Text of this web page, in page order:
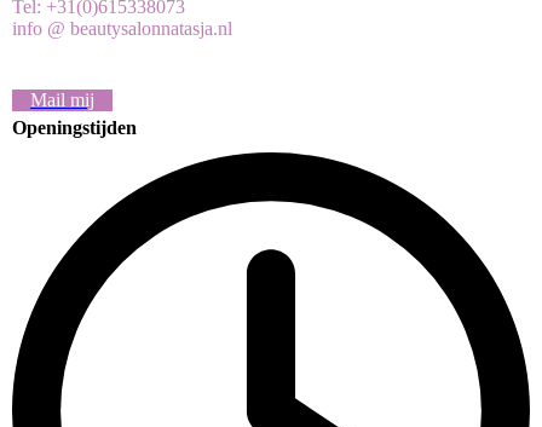
Tel: +31(0)615338073
info @ beautysalonnatasja.nl
Mail mij
Openingstijden